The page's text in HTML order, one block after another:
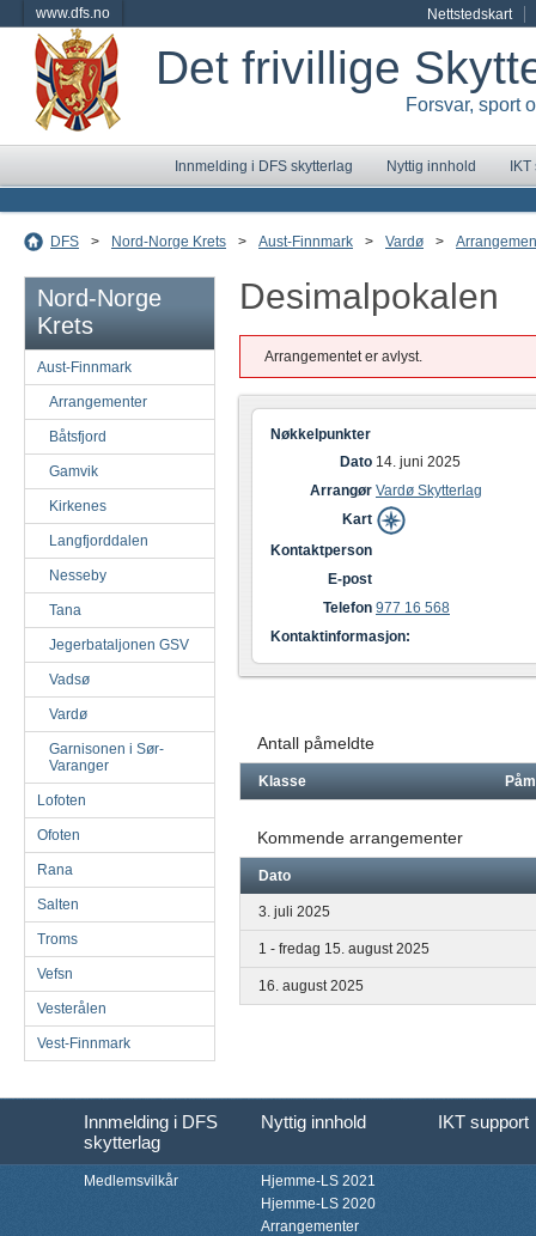
www.dfs.no Nettstedskart
Det frivillige
Forsvar, sport
Innmelding i DFS skytterlag Nyttig innhold
DFS > Nord-Norge Krets > Aust-Finnmark > Vardø >
Nord-Norge
Krets
Aust-Finnmark
Arrangementer
Båtsfjord
Gamvik
Kirkenes
Langfjorddalen
Nesseby
Tana
Jegerbataljonen GSV
Vadsø
Vardø
Garnisonen i Sør-
Varanger
Lofoten
Ofoten
Rana
Salten
Troms
Vefsn
Vesterålen
Vest-Finnmark
Desimalpokalen
Arrangementet er avlyst.
Nøkkelpunkter
Dato 14. juni 2025
Arrangør Vardø Skytterlag
Kart
Kontaktperson
E-post
Telefon 977 16 568
Kontaktinformasjon:
Antall påmeldte
Klasse
Kommende arrangementer
Dato
3. juli 2025
1 - fredag 15. august 2025
16. august 2025
Innmelding i DFS
skytterlag
Nyttig innhold IKT support
Medlemsvilkår
Hjemme-LS 2021
Hjemme-LS 2020
Arrangementer